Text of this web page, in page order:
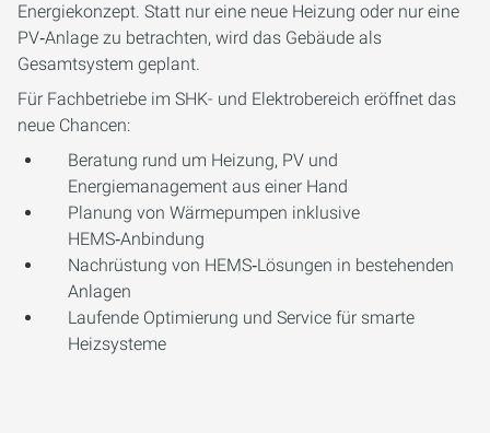
Energiekonzept. Statt nur eine neue Heizung oder nur eine
PV‑Anlage zu betrachten, wird das Gebäude als
Gesamtsystem geplant.
Für Fachbetriebe im SHK- und Elektrobereich eröffnet das
neue Chancen:
Beratung rund um Heizung, PV und
Energiemanagement aus einer Hand
Planung von Wärmepumpen inklusive
HEMS‑Anbindung
Nachrüstung von HEMS‑Lösungen in bestehenden
Anlagen
Laufende Optimierung und Service für smarte
Heizsysteme